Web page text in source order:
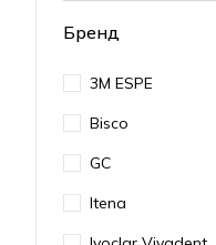
Бренд
3M ESPE
Bisco
GC
Itena